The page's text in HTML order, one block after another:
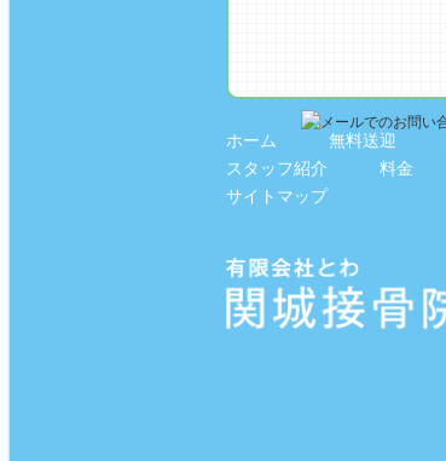
ホーム 無料送迎
スタッフ紹介
料金
サイトマップ